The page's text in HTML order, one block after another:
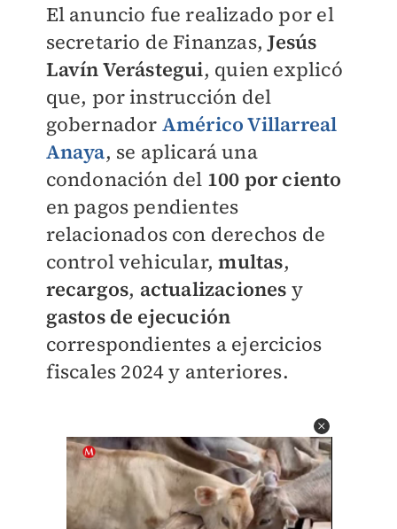
El anuncio fue realizado por el
secretario de Finanzas,Jesús
Lavín Verástegui, quien explicó
que, por instrucción del
gobernador Américo Villarreal
Anaya, se aplicará una
condonación del 100 por ciento
en pagos pendientes
relacionados con derechos de
control vehicular,multas,
recargos, actualizaciones y
gastos de ejecución
correspondientes a ejercicios
fiscales 2024 y anteriores.